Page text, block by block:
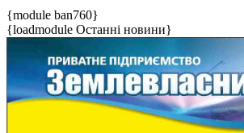
{module ban760}
{loadmodule Останні новини}